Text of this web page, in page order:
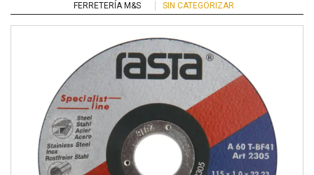
FERRETERÍA M&S SIN CATEGORIZAR